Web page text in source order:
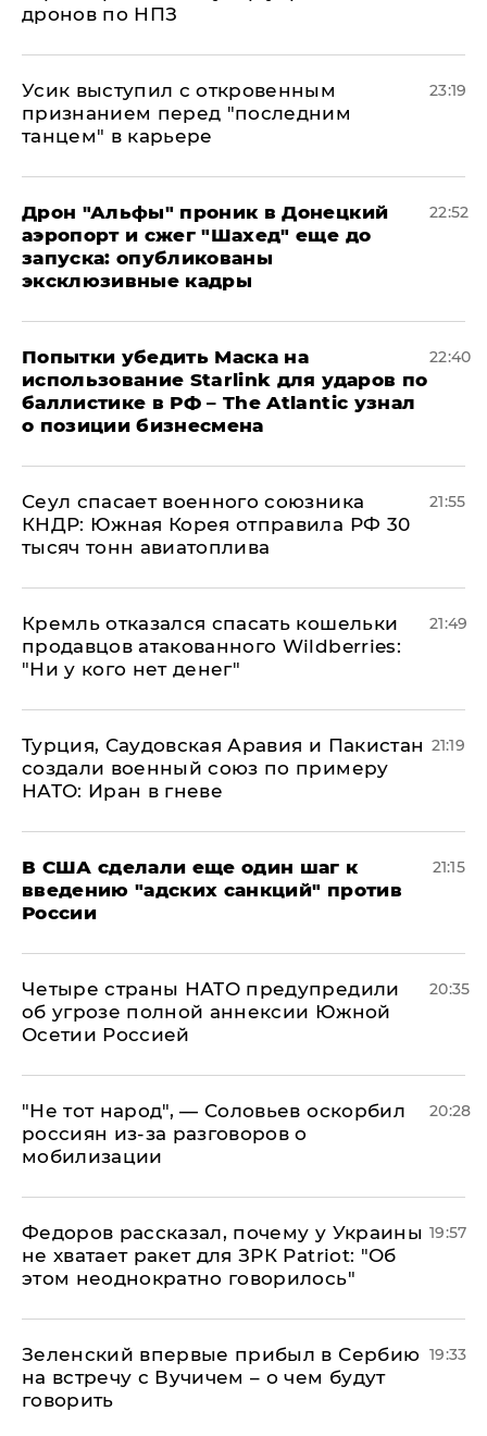
дронов по НПЗ
Усик выступил с откровенным
признанием перед "последним
танцем" в карьере
23:19
Дрон "Альфы" проник в Донецкий
аэропорт и сжег "Шахед" еще до
запуска: опубликованы
эксклюзивные кадры
22:52
Попытки убедить Маска на
использование Starlink для ударов по
баллистике в РФ – The Atlantic узнал
о позиции бизнесмена
22:40
​Сеул спасает военного союзника
КНДР: Южная Корея отправила РФ 30
тысяч тонн авиатоплива
21:55
Кремль отказался спасать кошельки
продавцов атакованного Wildberries:
"Ни у кого нет денег"
21:49
Турция, Саудовская Аравия и Пакистан
создали военный союз по примеру
НАТО: Иран в гневе
21:19
В США сделали еще один шаг к
введению "адских санкций" против
России
21:15
Четыре страны НАТО предупредили
об угрозе полной аннексии Южной
Осетии Россией
20:35
​"Не тот народ", — Соловьев оскорбил
россиян из-за разговоров о
мобилизации
20:28
Федоров рассказал, почему у Украины
не хватает ракет для ЗРК Patriot: "Об
этом неоднократно говорилось"
19:57
Зеленский впервые прибыл в Сербию
на встречу с Вучичем – о чем будут
говорить
19:33